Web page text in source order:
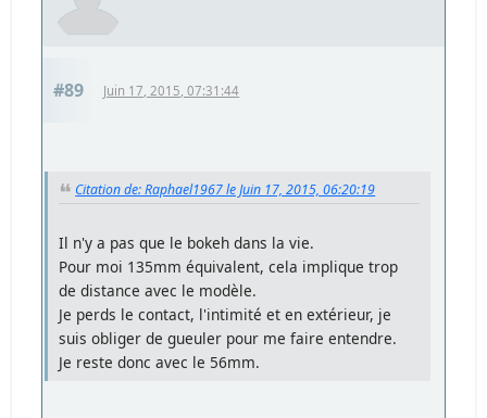
#89 Juin 17, 2015, 07:31:44
Citation de: Raphael1967 le Juin 17, 2015, 06:20:19
Il n'y a pas que le bokeh dans la vie.
Pour moi 135mm équivalent, cela implique trop
de distance avec le modèle.
Je perds le contact, l'intimité et en extérieur, je
suis obliger de gueuler pour me faire entendre.
Je reste donc avec le 56mm.